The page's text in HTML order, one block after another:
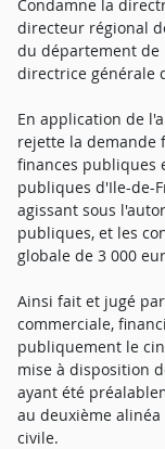
Condamne la
directeur régional
du département de
directrice générale
En application de
rejette la demande
finances publiques
publiques d'Ile-de-
agissant sous
publiques, et les
globale de 3 000
Ainsi fait et jugé
commerciale,
publiquement le
mise à disposition
ayant été
au deuxième
civile.